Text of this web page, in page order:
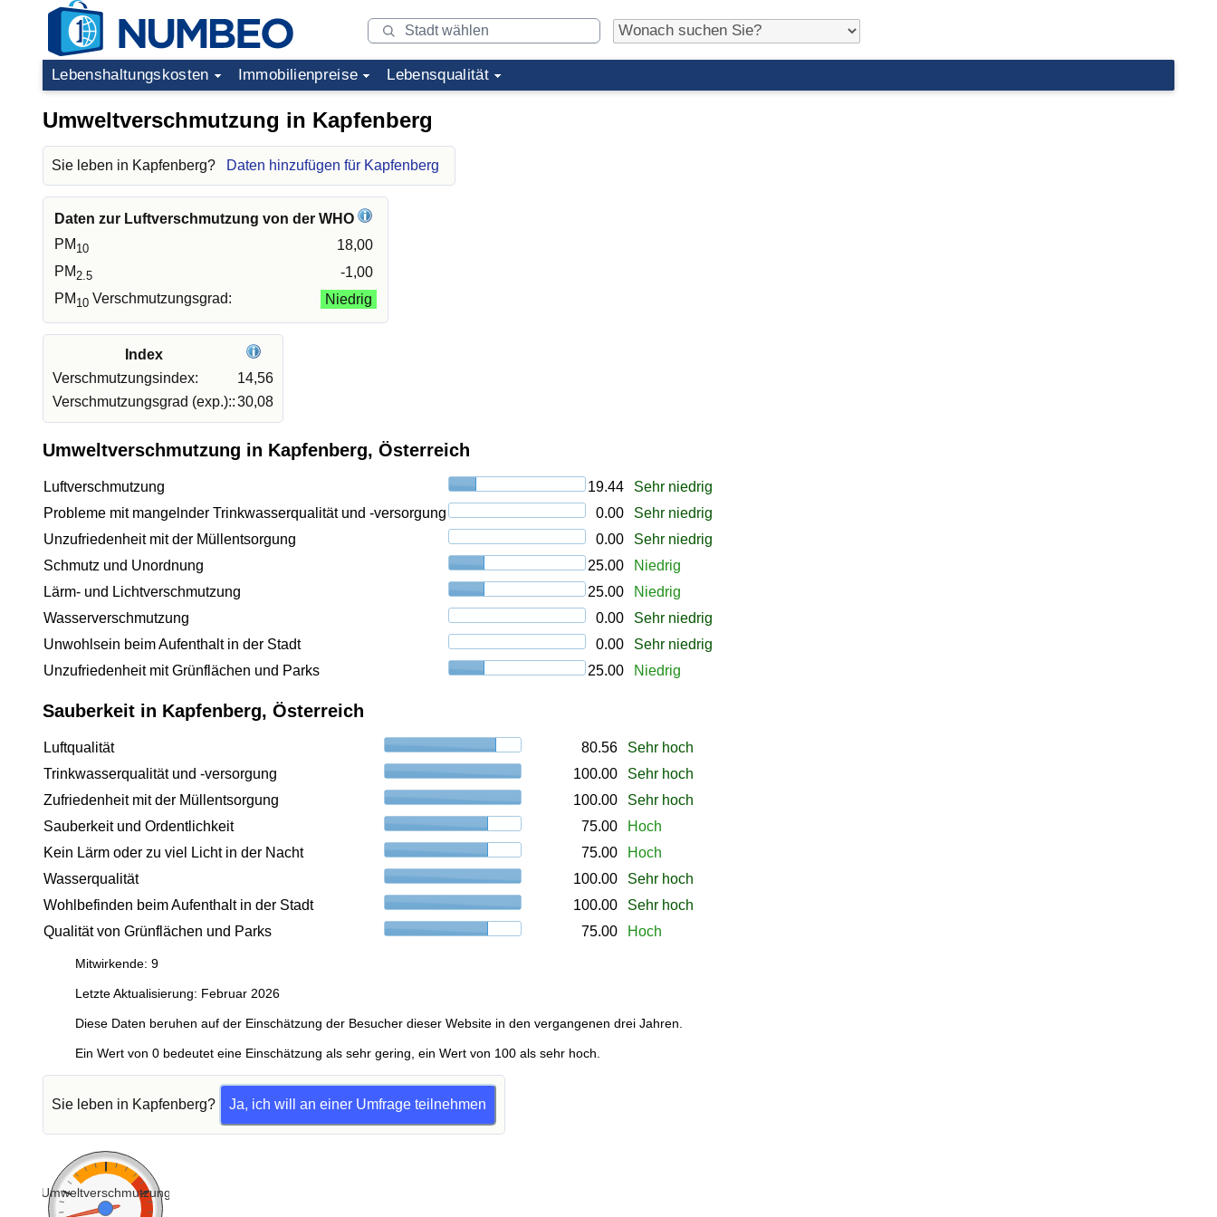
Lebenshaltungskosten Immobilienpreise Lebensqualität
Umweltverschmutzung in Kapfenberg
Sie leben in Kapfenberg? Daten hinzufügen für Kapfenberg
Daten zur Luftverschmutzung von der WHO
PM 10
18,00
PM2.5
-1,00
PM 10 Verschmutzungsgrad: Niedrig
Index
Verschmutzungsindex:
14,56
Verschmutzungsgrad (exp.)::30,08
Umweltverschmutzung in Kapfenberg, Österreich
Luftverschmutzung 19.44
Sehr niedrig
Probleme mit mangelnder Trinkwasserqualität und -versorgung
0.00
Sehr niedrig
Unzufriedenheit mit der Müllentsorgung
0.00
Sehr niedrig
Schmutz und Unordnung
25.00
Niedrig
Lärm- und Lichtverschmutzung
25.00
Niedrig
Wasserverschmutzung
0.00
Sehr niedrig
Unwohlsein beim Aufenthalt in der Stadt
0.00
Sehr niedrig
Unzufriedenheit mit Grünflächen und Parks
25.00 Niedrig
Sauberkeit in Kapfenberg, Österreich
Luftqualität 80.56
Sehr hoch
Trinkwasserqualität und -versorgung
100.00
Sehr hoch
Zufriedenheit mit der Müllentsorgung
100.00
Sehr hoch
Sauberkeit und Ordentlichkeit
75.00
Hoch
Kein Lärm oder zu viel Licht in der Nacht
75.00
Hoch
Wasserqualität
100.00
Sehr hoch
Wohlbefinden beim Aufenthalt in der Stadt
100.00
Sehr hoch
Qualität von Grünflächen und Parks
75.00 Hoch
Mitwirkende: 9
Letzte Aktualisierung: Februar 2026
Diese Daten beruhen auf der Einschätzung der Besucher dieser Website in den vergangenen drei Jahren.
Ein Wert von 0 bedeutet eine Einschätzung als sehr gering, ein Wert von 100 als sehr hoch.
Sie leben in Kapfenberg? Ja, ich will an einer Umfrage teilnehmen
Umweltverschmutzung